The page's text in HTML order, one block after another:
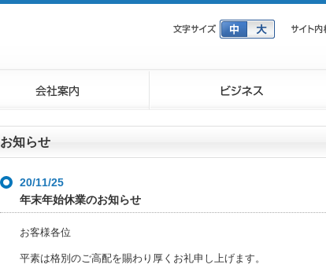
お知らせ
20/11/25
年末年始休業のお知らせ
お客様各位
平素は格別のご高配を賜わり厚くお礼申し上げます。